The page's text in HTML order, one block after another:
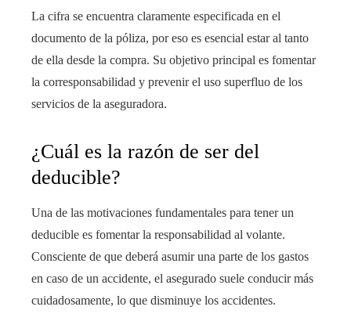
La cifra se encuentra claramente especificada en el
documento de la póliza, por eso es esencial estar al tanto
de ella desde la compra. Su objetivo principal es fomentar
la corresponsabilidad y prevenir el uso superfluo de los
servicios de la aseguradora.
¿Cuál es la razón de ser del
deducible?
Una de las motivaciones fundamentales para tener un
deducible es fomentar la responsabilidad al volante.
Consciente de que deberá asumir una parte de los gastos
en caso de un accidente, el asegurado suele conducir más
cuidadosamente, lo que disminuye los accidentes.